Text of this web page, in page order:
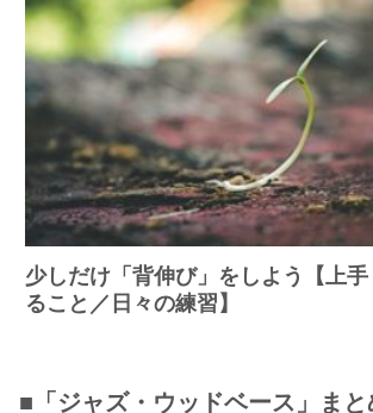
少しだけ「背伸び」をしよう【上
ること／日々の練習】
■「ジャズ・ウッドベース」ま